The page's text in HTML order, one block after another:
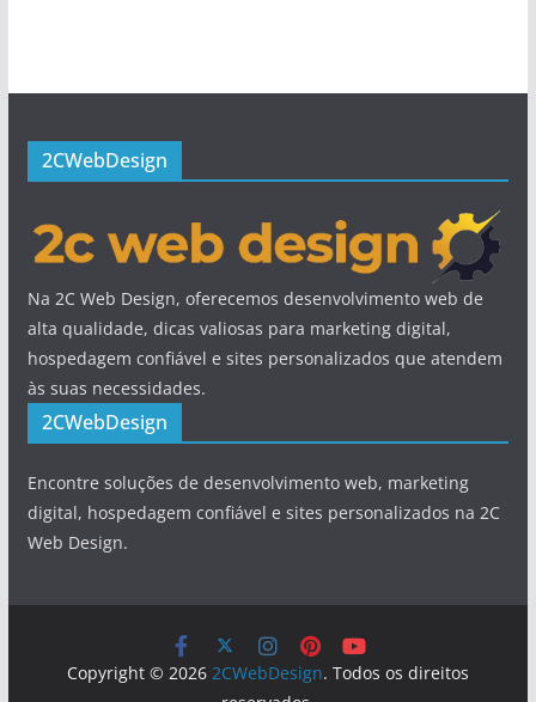
2CWebDesign
Na 2C Web Design, oferecemos desenvolvimento web de
alta qualidade, dicas valiosas para marketing digital,
hospedagem confiável e sites personalizados que atendem
às suas necessidades.
2CWebDesign
Encontre soluções de desenvolvimento web, marketing
digital, hospedagem confiável e sites personalizados na 2C
Web Design.
Copyright © 2026 2CWebDesign. Todos os direitos